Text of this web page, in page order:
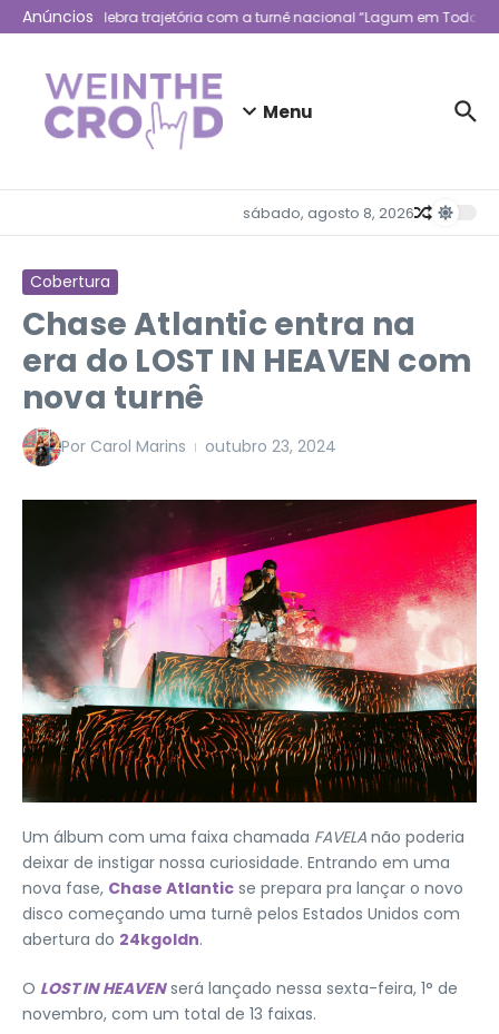
Ir para o conteúdo
Anúncios
Lagum celebra trajetória com a turnê nacional “Lagum em Todo
Menu
sábado, agosto 8, 2026
Cobertura
Chase Atlantic entra na
era do LOST IN HEAVEN com
nova turnê
Por Carol Marins outubro 23, 2024
Um álbum com uma faixa chamada FAVELA não poderia
deixar de instigar nossa curiosidade. Entrando em uma
nova fase, Chase Atlantic se prepara pra lançar o novo
disco começando uma turnê pelos Estados Unidos com
abertura do 24kgoldn.
O LOST IN HEAVENserá lançado nessa sexta-feira, 1° de
novembro, com um total de 13 faixas.